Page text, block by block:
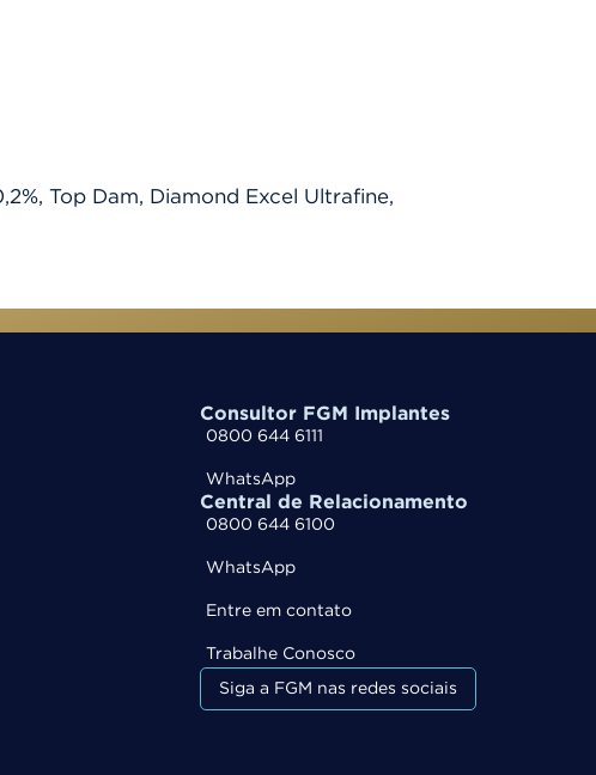
Top Dam, Diamond Excel Ultrafine,
Consultor FGM Implantes
0800 644 6111
WhatsApp
Central de Relacionamento
0800 644 6100
WhatsApp
Entre em contato
Trabalhe Conosco
Siga a FGM nas redes sociais